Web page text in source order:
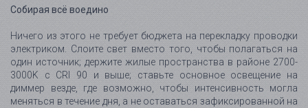
Собирая всё воедино
Ничего из этого не требует бюджета на перекладку проводки
электриком. Слоите свет вместо того, чтобы полагаться на
один источник; держите жилые пространства в районе 2700-
3000K с CRI 90 и выше; ставьте основное освещение на
диммер везде, где возможно, чтобы интенсивность могла
меняться в течение дня, а не оставаться зафиксированной на